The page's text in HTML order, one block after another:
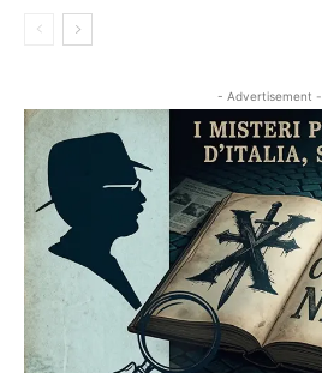
- Advertisement -